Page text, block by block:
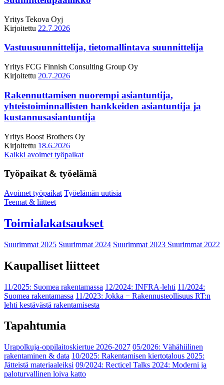
Yritys Tekova Oyj
Kirjoitettu 22.7.2026
Vastuusuunnittelija, tietomallintava suunnittelija
Yritys FCG Finnish Consulting Group Oy
Kirjoitettu 20.7.2026
Rakennuttamisen nuorempi asiantuntija,
yhteistoiminnallisten hankkeiden asiantuntija ja
kustannusasiantuntija
Yritys Boost Brothers Oy
Kirjoitettu 18.6.2026
Kaikki avoimet työpaikat
Työpaikat & työelämä
Avoimet työpaikat Työelämän uutisia
Teemat & liitteet
Toimialakatsaukset
Suurimmat 2025 Suurimmat 2024 Suurimmat 2023 Suurimmat 2022
Kaupalliset liitteet
11/2025: Suomea rakentamassa 12/2024: INFRA-lehti 11/2024:
Suomea rakentamassa 11/2023: Jokka − Rakennusteollisuus RT:n
lehti kestävästä rakentamisesta
Tapahtumia
Urapolkuja-oppilaitoskiertue 2026-2027 05/2026: Vähähiilinen
rakentaminen & data 10/2025: Rakentamisen kiertotalous 2025:
Jätteistä materiaaleiksi 09/2024: Recticel Talks 2024: Moderni ja
paloturvallinen loiva katto